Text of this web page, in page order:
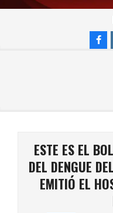
Skip
ESTE ES EL
DEL DENGUE
EMITIÓ EL